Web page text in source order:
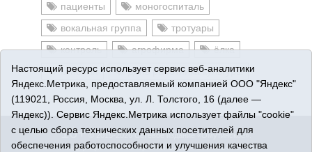
пациенты
моногоспиталь
вокальная группа
тротуары
контроль
агрофирма
ёлка
конопля
день работника культуры
16+© 2015-2026 Сетевое издание «Омутинское».
Регистрационный номер СМИ Эл № ФС77-65144 от 28
Настоящий ресурс использует сервис веб-аналитики
Яндекс.Метрика, предоставляемый компанией ООО "Яндекс"
(119021, Россия, Москва, ул. Л. Толстого, 16 (далее —
Яндекс)). Сервис Яндекс.Метрика использует файлы "cookie"
с целью сбора технических данных посетителей для
обеспечения работоспособности и улучшения качества